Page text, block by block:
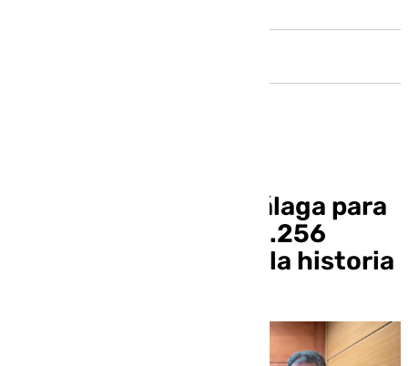
El Presupuesto de Málaga para
2025 asciende a los 1.256
millones, el mayor de la historia